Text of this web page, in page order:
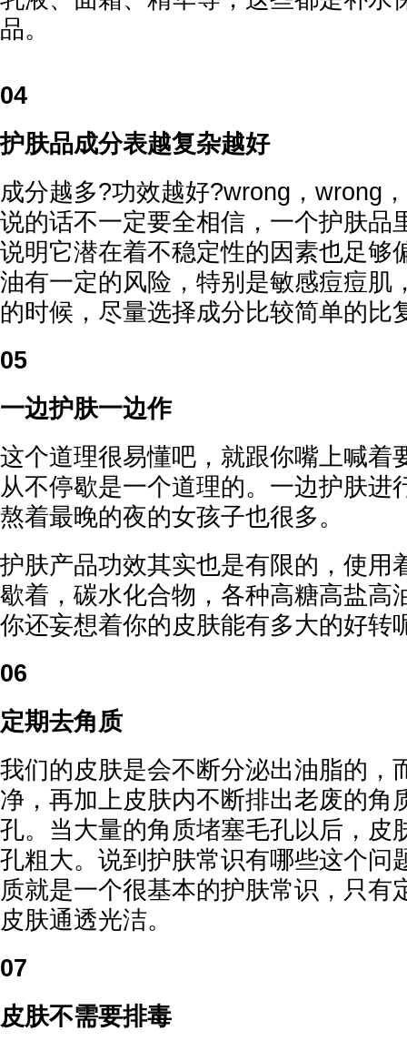
品。
04
护肤品成分表越复杂越好
成分越多?功效越好?wrong，wrong
说的话不一定要全相信，一个护肤品
说明它潜在着不稳定性的因素也足够
油有一定的风险，特别是敏感痘痘肌
的时候，尽量选择成分比较简单的比
05
一边护肤一边作
这个道理很易懂吧，就跟你嘴上喊着
从不停歇是一个道理的。一边护肤进
熬着最晚的夜的女孩子也很多。
护肤产品功效其实也是有限的，使用
歇着，碳水化合物，各种高糖高盐高
你还妄想着你的皮肤能有多大的好转
06
定期去角质
我们的皮肤是会不断分泌出油脂的，
净，再加上皮肤内不断排出老废的角
孔。当大量的角质堵塞毛孔以后，皮
孔粗大。说到护肤常识有哪些这个问
质就是一个很基本的护肤常识，只有
皮肤通透光洁。
07
皮肤不需要排毒